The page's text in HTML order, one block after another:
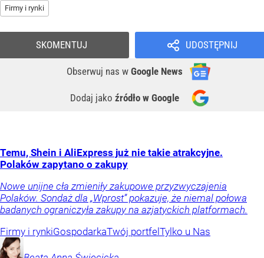
Firmy i rynki
UDOSTĘPNIJ
Obserwuj nas w Google News
Dodaj jako źródło w Google
SKOMENTUJ
Temu, Shein i AliExpress już nie takie atrakcyjne.
Polaków zapytano o zakupy
Nowe unijne cła zmieniły zakupowe przyzwyczajenia
Polaków. Sondaż dla „Wprost” pokazuje, że niemal połowa
badanych ograniczyła zakupy na azjatyckich platformach.
Firmy i rynkiGospodarkaTwój portfel Tylko u Nas